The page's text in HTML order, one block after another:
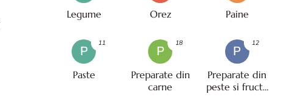
Legume Orez Paine
P
Paste
11
P
Preparate din
carne
18
P
Preparate din
peste si fructe
12